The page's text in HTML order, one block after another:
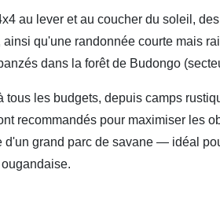
au lever et au coucher du soleil,
qu'une randonnée courte mais
dans la forêt de Budongo
les budgets, depuis camps
recommandés pour maximiser les
grand parc de savane — idéal